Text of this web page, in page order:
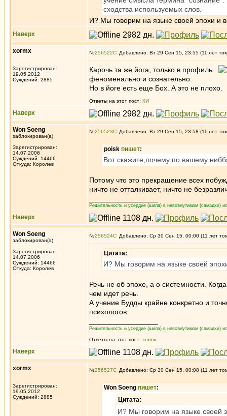
сходства используемых слов.
И? Мы говорим на языке своей эпохи и
Наверх
xormx
Зарегистрирован:
19.05.2012
Суждений: 2885
№256522 Добавлено: Вт 29 Сен 15, 23:55 (11 лет
Карочь та же йога, только в профиль.
феноменально и сознательно.
Но в йоге есть еще Бох. А это не плохо.
Ответы на этот пост: КИ
Наверх
Won Soeng
заблокирован(а)
Зарегистрирован:
14.07.2006
Суждений: 14466
Откуда: Королев
№256523 Добавлено: Вт 29 Сен 15, 23:58 (11 лет
poisk пишет:
Вот скажите,почему по вашему
Потому что это прекращение всех
ничто не отталкивает, ничто не
Решительность и усердие (шила) в невозмутимом (самадхи)
Наверх
Won Soeng
заблокирован(а)
Зарегистрирован:
14.07.2006
Суждений: 14466
Откуда: Королев
№256524 Добавлено: Ср 30 Сен 15, 00:00 (11 лет
Цитата:
И? Мы говорим на языке своей
Речь не об эпохе, а о системности.
чем идет речь.
А учение Будды крайне конкретно и
психологов.
Решительность и усердие (шила) в невозмутимом (самадхи)
Ответы на этот пост: xormx
Наверх
xormx
Зарегистрирован:
19.05.2012
Суждений: 2885
№256527 Добавлено: Ср 30 Сен 15, 00:08 (11 лет
Won Soeng пишет:
Цитата:
И? Мы говорим на языке своей